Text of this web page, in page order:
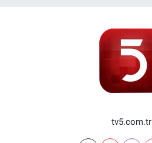
tv5.com.tr